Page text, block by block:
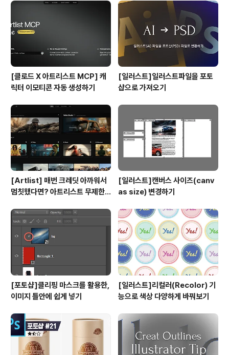
성하기를 눌러 이름을 정하고, 내가 원하는 사람을 초대만
하면 끝입니다. 새로운 공유(사진) 스트림을 생성했다면,
이제, 연인이나 지인들끼리 사진도 올리고 글도 작성하고
댓글도 달면서 비밀리(..
[클로드 X 아트리스트 MCP] 캐
릭터 이모티콘 자동 생성하기
[일러스트]일러스트파일을 포토
샵으로 가져오기
[Artlist] 매번 크레딧 아까워서
멈칫했다면? 아트리스트 무제한
[일러스트]캔버스 사이즈(canv
as size) 변경하기
[포토샵]클리핑 마스크를 활용한,
이미지 틀안에 쉽게 넣기
[일러스트]리컬러(Recolor) 기
능으로 색상 다양하게 바꿔보기